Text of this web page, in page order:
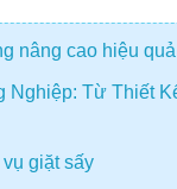
nâng cao hiệu
Nghiệp: Từ Thiết
giặt sấy